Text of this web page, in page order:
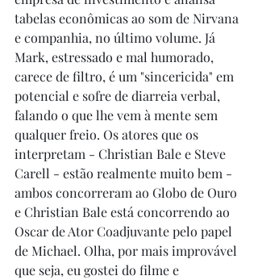
tabelas econômicas ao som de Nirvana
e companhia, no último volume. Já
Mark, estressado e mal humorado,
carece de filtro, é um "sincericida" em
potencial e sofre de diarreia verbal,
falando o que lhe vem à mente sem
qualquer freio. Os atores que os
interpretam - Christian Bale e Steve
Carell - estão realmente muito bem -
ambos concorreram ao Globo de Ouro
e Christian Bale está concorrendo ao
Oscar de Ator Coadjuvante pelo papel
de Michael. Olha, por mais improvável
que seja, eu gostei do filme e